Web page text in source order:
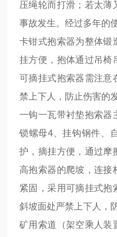
压绳轮而打滑；若太薄
事故发生。经过多年的
卡钳式抱索器为整体锻
挂方便，抱体通过吊椅
可摘挂式抱索器需注意
禁上下人，防止伤害的发
一钩一瓦带衬垫抱索器
锁螺母4、挂钩钢件、
护，摘挂方便，通过摩
高抱索器的爬坡，连接
紧固，采用可摘挂式抱
斜坡面处严禁上下人，
矿用索道（架空乘人装